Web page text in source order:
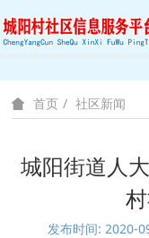
首页 社区新闻
城阳街道人
发布时间: 2020-